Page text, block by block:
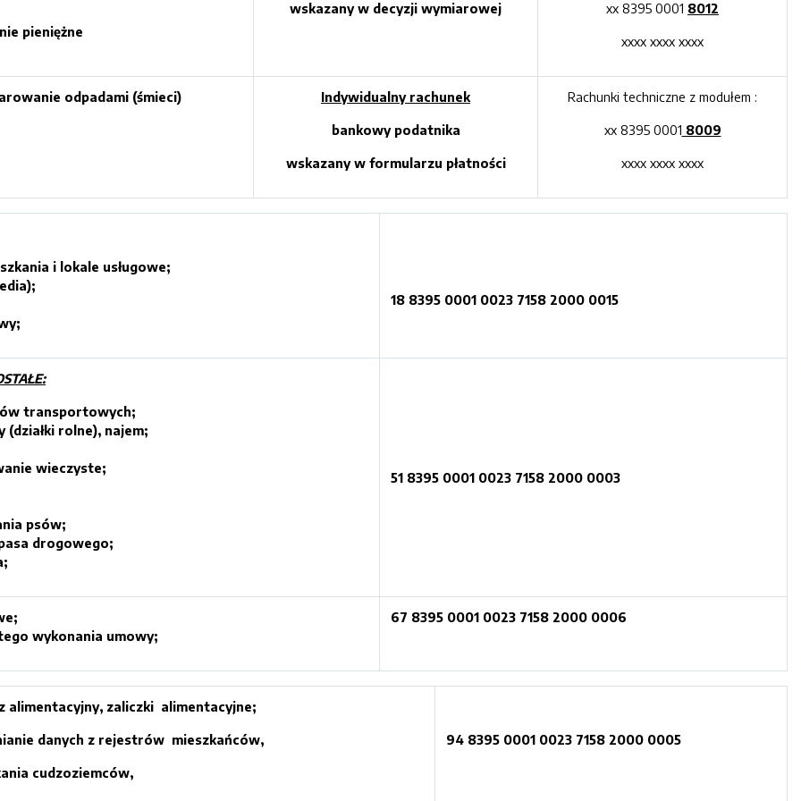
pieniężne
wskazany w decyzji wymiarowej xx 8395 0001 8012
xxxx xxxx xxxx
odpadami (śmieci) Indywidualny rachunek
bankowy podatnika
wskazany w formularzu płatności
Rachunki techniczne z modułem :
xx 8395 0001 8009
xxxx xxxx xxxx
i lokale usługowe;
18 8395 0001 0023 7158 2000 0015
transportowych;
(działki rolne), najem;
wieczyste;
psów;
drogowego;
51 8395 0001 0023 7158 2000 0003
wykonania umowy;
67 8395 0001 0023 7158 2000 0006
alimentacyjny, zaliczki alimentacyjne;
danych z rejestrów mieszkańców,
cudzoziemców,
94 8395 0001 0023 7158 2000 0005